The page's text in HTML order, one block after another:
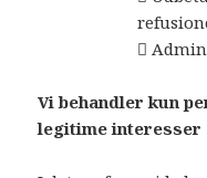

Vi behandler kun
legitime interesser